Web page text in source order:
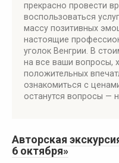
прекрасно провести
воспользоваться
массу позитивных
настоящие
уголок Венгрии. В
на все ваши вопросы,
положительных
ознакомиться с
останутся вопросы —
Авторская
6 октября»